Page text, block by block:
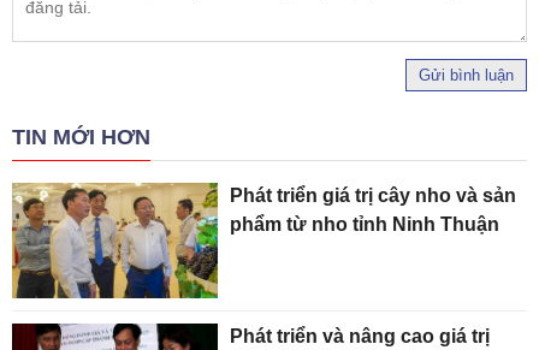
Gửi bình luận
TIN MỚI HƠN
Phát triển giá trị cây nho và sản
phẩm từ nho tỉnh Ninh Thuận
Phát triển và nâng cao giá trị